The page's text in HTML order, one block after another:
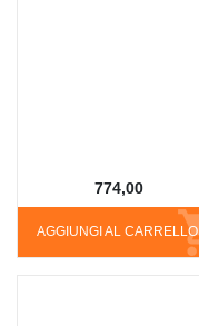
AGGIUNGI AL CARRELLO
774,00